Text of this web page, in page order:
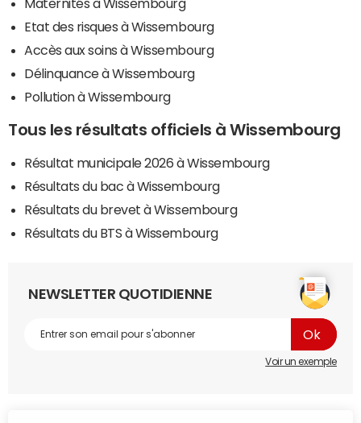
Maternités à Wissembourg
Etat des risques à Wissembourg
Accès aux soins à Wissembourg
Délinquance à Wissembourg
Pollution à Wissembourg
Tous les résultats officiels à Wissembourg
Résultat municipale 2026 à Wissembourg
Résultats du bac à Wissembourg
Résultats du brevet à Wissembourg
Résultats du BTS à Wissembourg
NEWSLETTER QUOTIDIENNE
Voir un exemple